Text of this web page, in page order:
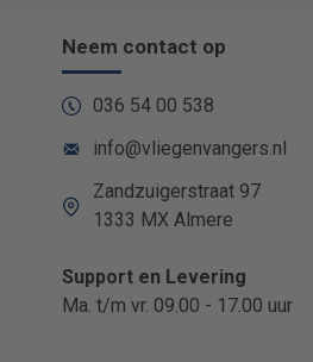
Neem contact op
036 54 00 538
info@vliegenvangers.nl
Zandzuigerstraat 97
1333 MX Almere
Support en Levering
Ma. t/m vr. 09.00 - 17.00 uur